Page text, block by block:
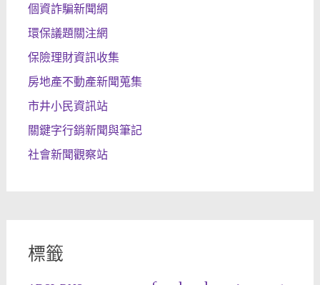
個資詐騙新聞網
環保議題關注網
保險理財資訊收集
房地產不動產新聞蒐集
市井小民資訊站
關鍵字行銷新聞與筆記
社會新聞觀察站
標籤